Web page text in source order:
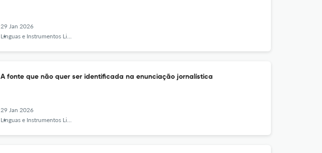
29 Jan 2026
Línguas e Instrumentos Linguísticos
A fonte que não quer ser identificada na enunciação jornalística
29 Jan 2026
Línguas e Instrumentos Linguísticos